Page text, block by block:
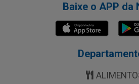
Baixe o APP da